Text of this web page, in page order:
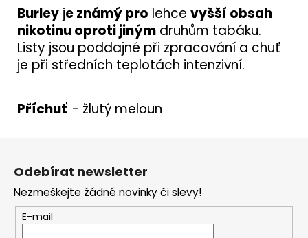
Burley je známý pro lehce vyšší obsah
nikotinu oproti jiným druhům tabáku.
Listy jsou poddajné při zpracování a chuť
je při středních teplotách intenzivní.
Příchuť - žlutý meloun
Odebírat newsletter
Nezmeškejte žádné novinky či slevy!
E-mail